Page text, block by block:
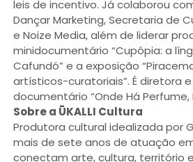
leis de incentivo. Já colaborou
Dançar Marketing, Secretaria de
e Noize Media, além de liderar
minidocumentário “Cupópia: a
Cafundó” e a exposição
artísticos-curatoriais”. É diretora
documentário “Onde Há Perfume,
Sobre a ŪKALLI Cultura
Produtora cultural idealizada por
mais de sete anos de atuação
conectam arte, cultura, território